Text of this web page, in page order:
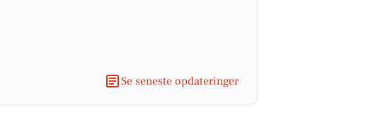
Se seneste opdateringer